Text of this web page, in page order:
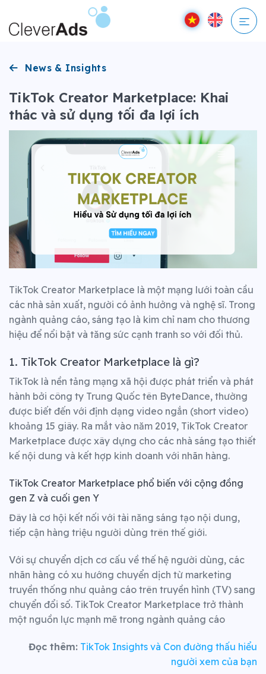
qua
nội
News & Insights
TikTok Creator Marketplace: Khai
thác và sử dụng tối đa lợi ích
TikTok Creator Marketplace là một mạng lưới toàn cầu
các nhà sản xuất, người có ảnh hưởng và nghệ sĩ. Trong
ngành quảng cáo, sáng tạo là kim chỉ nam cho thương
hiệu để nổi bật và tăng sức cạnh tranh so với đối thủ.
1. TikTok Creator Marketplace là gì?
TikTok là nền tảng mạng xã hội được phát triển và phát
hành bởi công ty Trung Quốc tên ByteDance, thường
được biết đến với định dạng video ngắn (short video)
khoảng 15 giây. Ra mắt vào năm 2019, TikTok Creator
Marketplace được xây dựng cho các nhà sáng tạo thiết
kế nội dung và kết hợp kinh doanh với nhãn hàng.
TikTok Creator Marketplace phổ biến với cộng đồng
gen Z và cuối gen Y
Đây là cơ hội kết nối với tài năng sáng tạo nội dung,
tiếp cận hàng triệu người dùng trên thế giới.
Với sự chuyển dịch cơ cấu về thế hệ người dùng, các
nhãn hàng có xu hướng chuyển dịch từ marketing
truyền thống như quảng cáo trên truyền hình (TV) sang
chuyển đổi số. TikTok Creator Marketplace trở thành
một nguồn lực mạnh mẽ trong ngành quảng cáo
Đọc thêm: TikTok Insights và Con đường thấu hiểu
người xem của bạn